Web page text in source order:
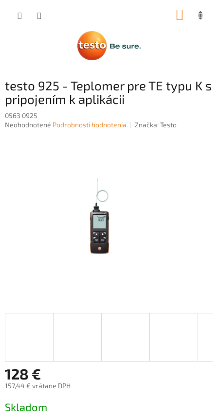
testo 925 - Teplomer pre TE typu K s
pripojením k aplikácii
0563 0925
Priemerné
Neohodnotené Podrobnosti hodnotenia Značka:Testo
128 €
157,44 € vrátane DPH
cena:
Skladom